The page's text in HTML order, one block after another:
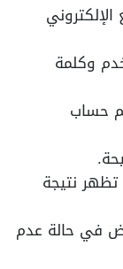
وكلمة
حساب
تظهر نتيجة
في حالة عدم